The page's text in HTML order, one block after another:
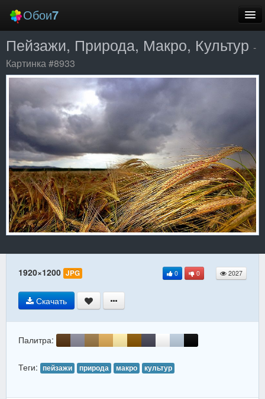
Обои7
Новые
Лучшие
Случайные
Заставки
Еще
Вход
Пейзажи, Природа, Макро, Культур -
Картинка #8933
1920×1200 JPG 0 0 2027
Скачать
Палитра:
Теги: пейзажи природа макро культур